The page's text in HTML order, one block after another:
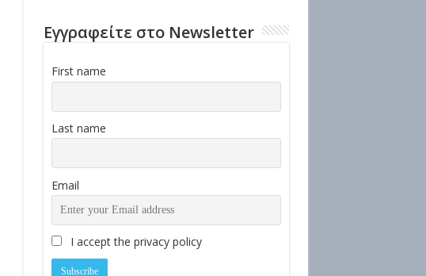
Εγγραφείτε στο Newsletter
First name
Last name
Email
I accept the privacy policy